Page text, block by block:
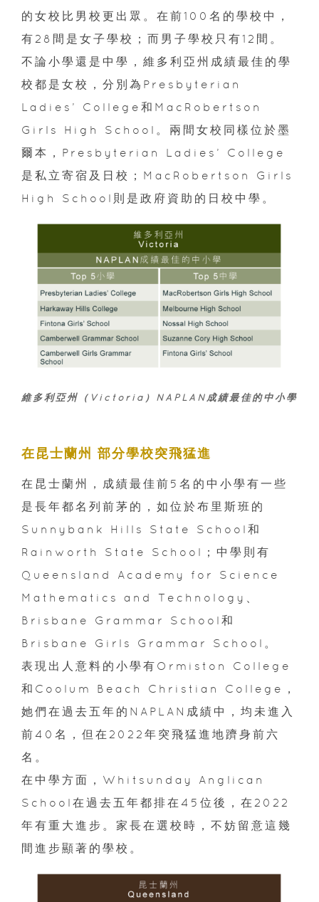
的女校比男校更出眾。在前100名的學校中，
有28間是女子學校；而男子學校只有12間。
不論小學還是中學，維多利亞州成績最佳的學
校都是女校，分別為Presbyterian
Ladies’ College和MacRobertson
Girls High School。兩間女校同樣位於墨
爾本，Presbyterian Ladies’ College
是私立寄宿及日校；MacRobertson Girls
High School則是政府資助的日校中學。
維多利亞州（Victoria）NAPLAN成績最佳的中小學
在昆士蘭州 部分學校突飛猛進
在昆士蘭州，成績最佳前5名的中小學有一些
是長年都名列前茅的，如位於布里斯班的
Sunnybank Hills State School和
Rainworth State School；中學則有
Queensland Academy for Science
Mathematics and Technology、
Brisbane Grammar School和
Brisbane Girls Grammar School。
表現出人意料的小學有Ormiston College
和Coolum Beach Christian College，
她們在過去五年的NAPLAN成績中，均未進入
前40名，但在2022年突飛猛進地躋身前六
名。
在中學方面，Whitsunday Anglican
School在過去五年都排在45位後，在2022
年有重大進步。家長在選校時，不妨留意這幾
間進步顯著的學校。